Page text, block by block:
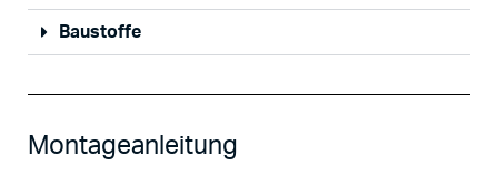
Baustoffe
Montageanleitung